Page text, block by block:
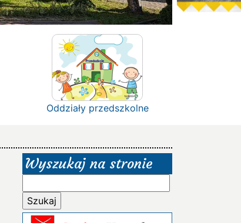
Oddziały przedszkolne
Wyszukaj na stronie